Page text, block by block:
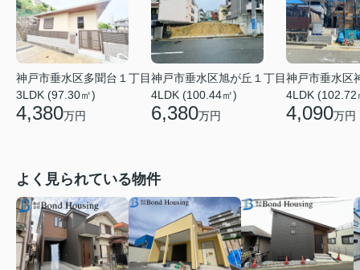
神戸市垂水区多聞台１丁目
3LDK (97.30㎡)
4,380万円
神戸市垂水区旭が丘１丁目
4LDK (100.44㎡)
6,380万円
神戸市垂水区
4LDK (102.72
4,090万円
よく見られている物件